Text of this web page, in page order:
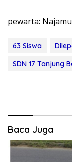
pewarta:
63 Siswa
SDN 17 Tanjung
Baca Juga